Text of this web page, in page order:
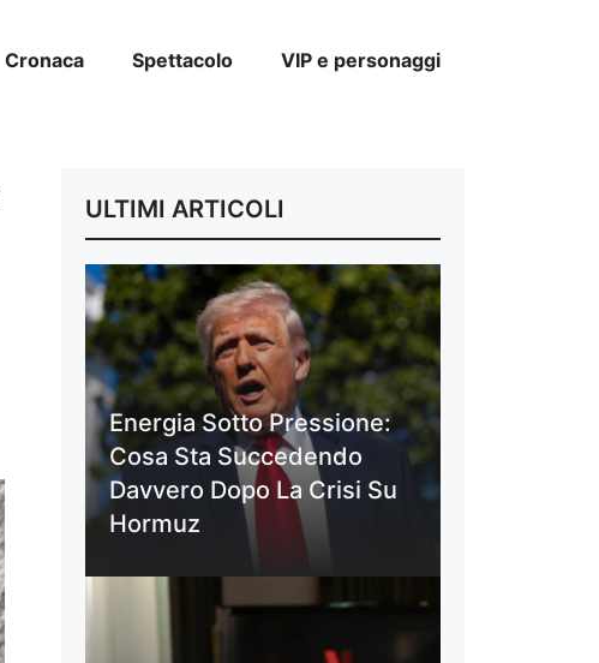
Cronaca Spettacolo VIP e personaggi
ULTIMI ARTICOLI
Energia Sotto Pressione:
Cosa Sta Succedendo
Davvero Dopo La Crisi Su
Hormuz